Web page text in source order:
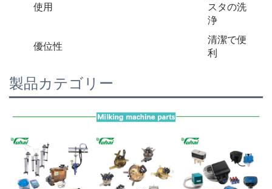
使用
スタの洗
浄
優位性
清潔で便
利
製品カテゴリー